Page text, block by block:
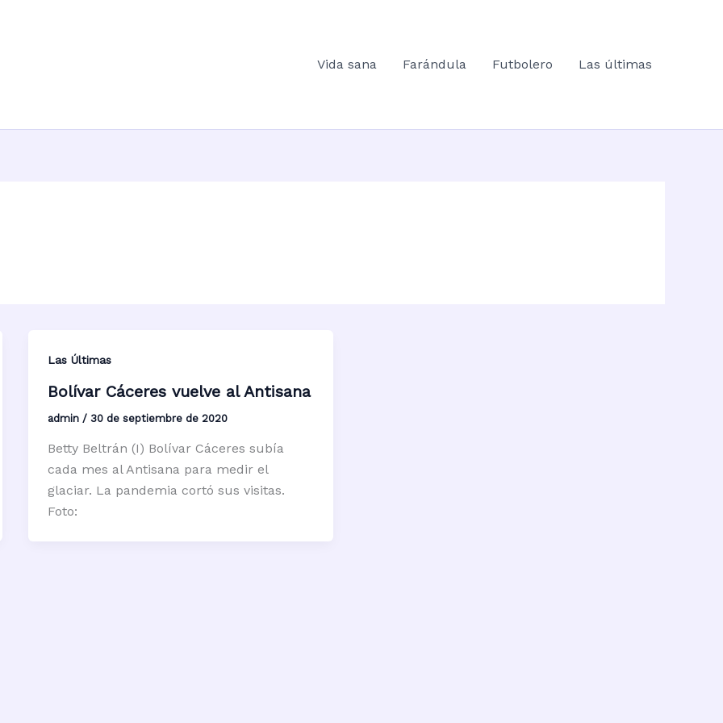
Vida sana
Farándula Futbolero Las últimas
Las Últimas
Bolívar Cáceres vuelve al Antisana
admin / 30 de septiembre de 2020
Betty Beltrán (I) Bolívar Cáceres subía
cada mes al Antisana para medir el
glaciar. La pandemia cortó sus visitas.
Foto: